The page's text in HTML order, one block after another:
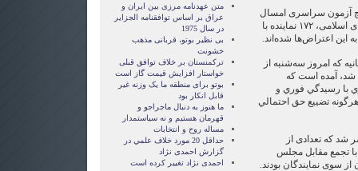
آزمون سراسری امسال
دانشگاه‌ها در مقابل مجلس شورای اسلامی، ۱۷۲ نماینده با
این اعتراض‌ها شده‌اند.
که امروز سه‌شنبه از
آمده است که
با رسيدگي فوري و
تضييع حق احتمالي
‌شد که تعدادی از
با تجمع مقابل مجلس
سوی نمایندگان بودند.
متن عهدنامه مرزى بين ايران و
عراق بر اساس توافقنامه الجزاير
در سال 1975
بی نظیر بوتو، قربانی مذهب
خشونت
ترکمنستان بر خلاف توافق قبلی
خواستار افزایش قیمت گاز است
بوتو برای منطقه ما یک وزنه غیر
قابل انکار بود
ما هنوز به دنبال ماجراجو و
قهرمان هستيم و نه سياستمدار
مساله روح و انتخابات
حداقل 20 مورد خلاف علمي در
گزارش احمدی نژاد
احمدی نژاد تغییر کرده است